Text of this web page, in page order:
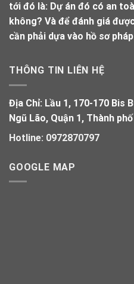
tới đó là: Dự án đó có an
không? Và để đánh giá
cần phải dựa vào hồ sơ
THÔNG TIN LIÊN HỆ
Địa Chỉ: Lầu 1, 170-170 Bis
Ngũ Lão, Quận 1, Thành
Hotline: 0972870797
GOOGLE MAP